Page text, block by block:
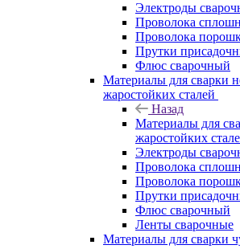
Электроды
Проволока
Проволока
Прутки
Флюс сварочный
Материалы для сварки
жаростойких сталей
Назад
Материалы для
жаростойких
Электроды
Проволока
Проволока
Прутки
Флюс сварочный
Ленты сварочные
Материалы для сварки